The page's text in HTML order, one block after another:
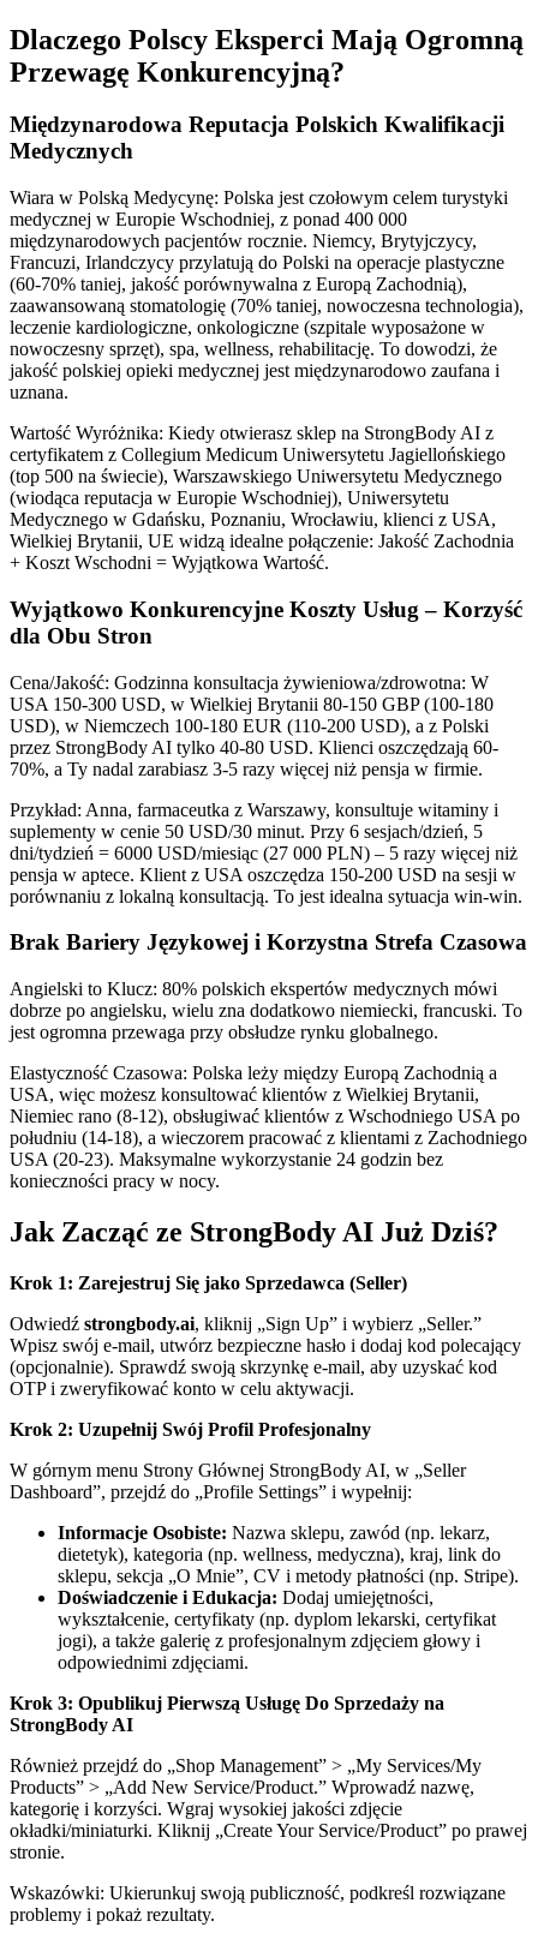
Dlaczego Polscy Eksperci Mają Ogromną
Przewagę Konkurencyjną?
Międzynarodowa Reputacja Polskich Kwalifikacji
Medycznych
Wiara w Polską Medycynę: Polska jest czołowym celem turystyki
medycznej w Europie Wschodniej, z ponad 400 000
międzynarodowych pacjentów rocznie. Niemcy, Brytyjczycy,
Francuzi, Irlandczycy przylatują do Polski na operacje plastyczne
(60-70% taniej, jakość porównywalna z Europą Zachodnią),
zaawansowaną stomatologię (70% taniej, nowoczesna technologia),
leczenie kardiologiczne, onkologiczne (szpitale wyposażone w
nowoczesny sprzęt), spa, wellness, rehabilitację. To dowodzi, że
jakość polskiej opieki medycznej jest międzynarodowo zaufana i
uznana.
Wartość Wyróżnika: Kiedy otwierasz sklep na StrongBody AI z
certyfikatem z Collegium Medicum Uniwersytetu Jagiellońskiego
(top 500 na świecie), Warszawskiego Uniwersytetu Medycznego
(wiodąca reputacja w Europie Wschodniej), Uniwersytetu
Medycznego w Gdańsku, Poznaniu, Wrocławiu, klienci z USA,
Wielkiej Brytanii, UE widzą idealne połączenie: Jakość Zachodnia
+ Koszt Wschodni = Wyjątkowa Wartość.
Wyjątkowo Konkurencyjne Koszty Usług – Korzyść
dla Obu Stron
Cena/Jakość: Godzinna konsultacja żywieniowa/zdrowotna: W
USA 150-300 USD, w Wielkiej Brytanii 80-150 GBP (100-180
USD), w Niemczech 100-180 EUR (110-200 USD), a z Polski
przez StrongBody AI tylko 40-80 USD. Klienci oszczędzają 60-
70%, a Ty nadal zarabiasz 3-5 razy więcej niż pensja w firmie.
Przykład: Anna, farmaceutka z Warszawy, konsultuje witaminy i
suplementy w cenie 50 USD/30 minut. Przy 6 sesjach/dzień, 5
dni/tydzień = 6000 USD/miesiąc (27 000 PLN) – 5 razy więcej niż
pensja w aptece. Klient z USA oszczędza 150-200 USD na sesji w
porównaniu z lokalną konsultacją. To jest idealna sytuacja win-win.
Brak Bariery Językowej i Korzystna Strefa Czasowa
Angielski to Klucz: 80% polskich ekspertów medycznych mówi
dobrze po angielsku, wielu zna dodatkowo niemiecki, francuski. To
jest ogromna przewaga przy obsłudze rynku globalnego.
Elastyczność Czasowa: Polska leży między Europą Zachodnią a
USA, więc możesz konsultować klientów z Wielkiej Brytanii,
Niemiec rano (8-12), obsługiwać klientów z Wschodniego USA po
południu (14-18), a wieczorem pracować z klientami z Zachodniego
USA (20-23). Maksymalne wykorzystanie 24 godzin bez
konieczności pracy w nocy.
Jak Zacząć ze StrongBody AI Już Dziś?
Krok 1: Zarejestruj Się jako Sprzedawca (Seller)
Odwiedź strongbody.ai, kliknij „Sign Up” i wybierz „Seller.”
Wpisz swój e-mail, utwórz bezpieczne hasło i dodaj kod polecający
(opcjonalnie). Sprawdź swoją skrzynkę e-mail, aby uzyskać kod
OTP i zweryfikować konto w celu aktywacji.
Krok 2: Uzupełnij Swój Profil Profesjonalny
W górnym menu Strony Głównej StrongBody AI, w „Seller
Dashboard”, przejdź do „Profile Settings” i wypełnij:
Informacje Osobiste: Nazwa sklepu, zawód (np. lekarz,
dietetyk), kategoria (np. wellness, medyczna), kraj, link do
sklepu, sekcja „O Mnie”, CV i metody płatności (np. Stripe).
Doświadczenie i Edukacja: Dodaj umiejętności,
wykształcenie, certyfikaty (np. dyplom lekarski, certyfikat
jogi), a także galerię z profesjonalnym zdjęciem głowy i
odpowiednimi zdjęciami.
Krok 3: Opublikuj Pierwszą Usługę Do Sprzedaży na
StrongBody AI
Również przejdź do „Shop Management” > „My Services/My
Products” > „Add New Service/Product.” Wprowadź nazwę,
kategorię i korzyści. Wgraj wysokiej jakości zdjęcie
okładki/miniaturki. Kliknij „Create Your Service/Product” po prawej
stronie.
Wskazówki: Ukierunkuj swoją publiczność, podkreśl rozwiązane
problemy i pokaż rezultaty.